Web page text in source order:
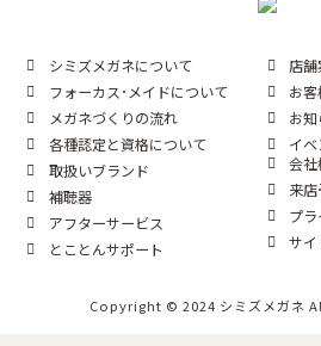
シミズメガネについて
フォーカス･メイドについて
メガネづくりの流れ
各種認定と資格について
取扱いブランド
補聴器
アフターサービス
とことんサポート
店舗
お
お
イ
会
来
プ
サ
Copyright © 2024 シミズメガネ